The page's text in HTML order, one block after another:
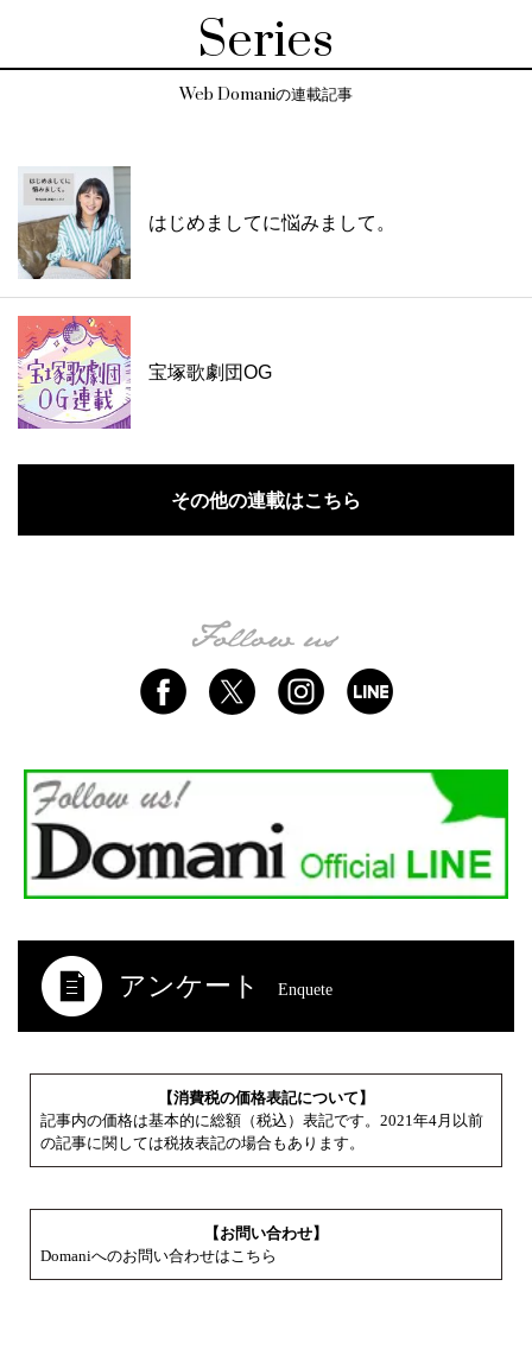
Series
Web Domaniの連載記事
はじめましてに悩みまして。
宝塚歌劇団OG
その他の連載はこちら
アンケート Enquete
【消費税の価格表記について】
記事内の価格は基本的に総額（税込）表記です。2021年4月以前
の記事に関しては税抜表記の場合もあります。
【お問い合わせ】
Domaniへのお問い合わせはこちら